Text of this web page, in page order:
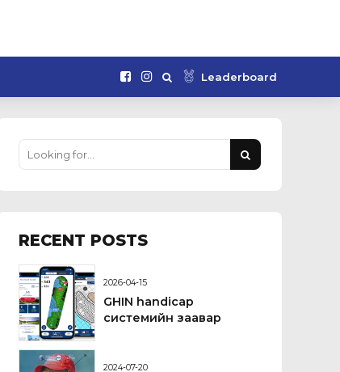
Leaderboard
RECENT POSTS
2026-04-15
GHIN handicap
системийн заавар
2024-07-20